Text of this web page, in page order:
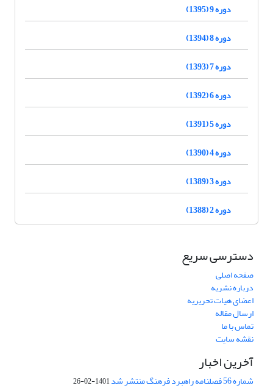
دوره 9 (1395)
دوره 8 (1394)
دوره 7 (1393)
دوره 6 (1392)
دوره 5 (1391)
دوره 4 (1390)
دوره 3 (1389)
دوره 2 (1388)
دسترسی سریع
صفحه اصلی
درباره نشریه
اعضای هیات تحریریه
ارسال مقاله
تماس با ما
نقشه سایت
آخرین اخبار
شماره 56 فصلنامه راهبرد فرهنگ منتشر شد 1401-02-26